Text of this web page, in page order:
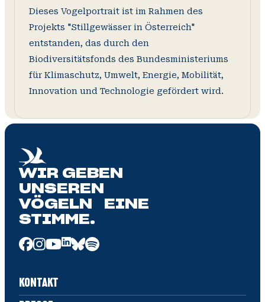
Dieses Vogelportrait ist im Rahmen des
Projekts "Stillgewässer in Österreich"
entstanden, das durch den
Biodiversitätsfonds des Bundesministeriums
für Klimaschutz, Umwelt, Energie, Mobilität,
Innovation und Technologie gefördert wird.
WIR GEBEN
UNSEREN
VÖGELN EINE
STIMME.
KONTAKT